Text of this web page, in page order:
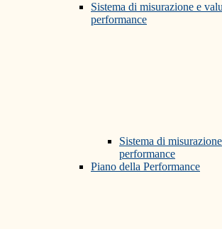
Sistema di misurazione e
performance
Sistema di
performance
Piano della Performance